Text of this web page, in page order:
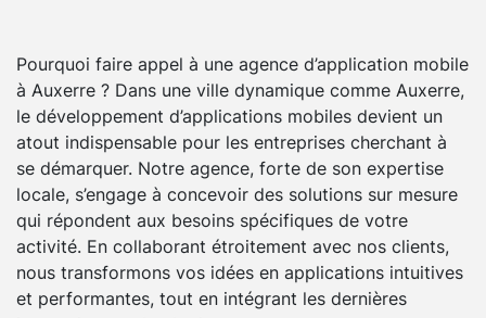
Pourquoi faire appel à une agence d’application mobile
à Auxerre ? Dans une ville dynamique comme Auxerre,
le développement d’applications mobiles devient un
atout indispensable pour les entreprises cherchant à
se démarquer. Notre agence, forte de son expertise
locale, s’engage à concevoir des solutions sur mesure
qui répondent aux besoins spécifiques de votre
activité. En collaborant étroitement avec nos clients,
nous transformons vos idées en applications intuitives
et performantes, tout en intégrant les dernières